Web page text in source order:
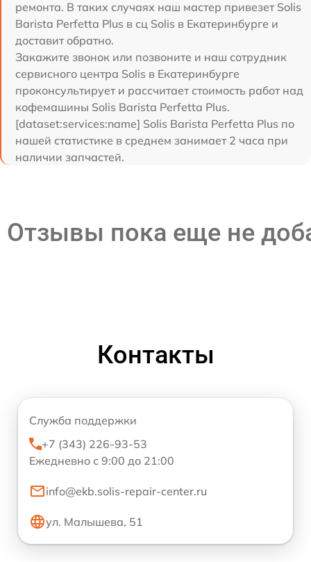
ремонта. В таких случаях наш мастер привезет Solis
Barista Perfetta Plus в сц Solis в Екатеринбурге и
доставит обратно.
Закажите звонок или позвоните и наш сотрудник
сервисного центра Solis в Екатеринбурге
проконсультирует и рассчитает стоимость работ над
кофемашины Solis Barista Perfetta Plus.
[dataset:services:name] Solis Barista Perfetta Plus по
нашей статистике в среднем занимает 2 часа при
наличии запчастей.
Отзывы пока еще не
Контакты
Служба поддержки
+7 (343) 226-93-53
Ежедневно с 9:00 до 21:00
info@ekb.solis-repair-center.ru
ул. Малышева, 51